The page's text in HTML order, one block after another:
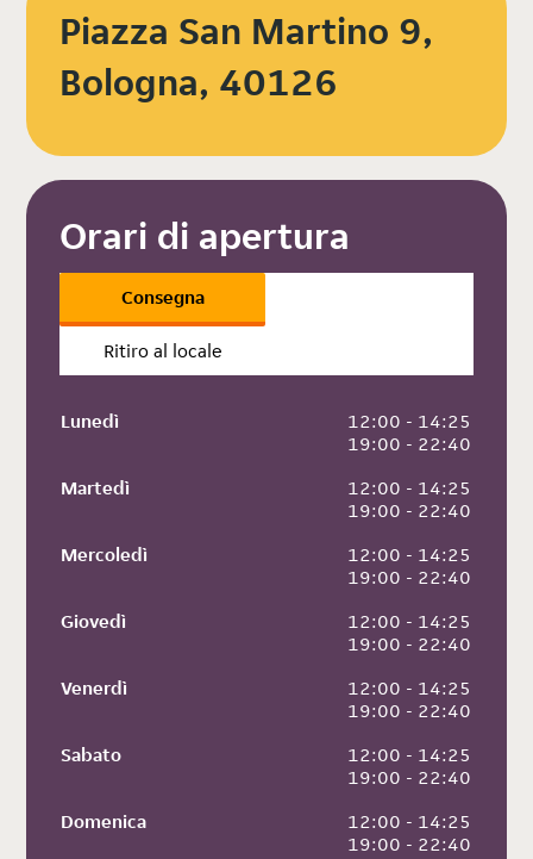
Piazza San Martino 9,
Bologna, 40126
Orari di apertura
Consegna
Ritiro al locale
Lunedì
12:00 - 14:25
19:00 - 22:40
Martedì
12:00 - 14:25
19:00 - 22:40
Mercoledì
12:00 - 14:25
19:00 - 22:40
Giovedì
12:00 - 14:25
19:00 - 22:40
Venerdì
12:00 - 14:25
19:00 - 22:40
Sabato
12:00 - 14:25
19:00 - 22:40
Domenica
12:00 - 14:25
19:00 - 22:40